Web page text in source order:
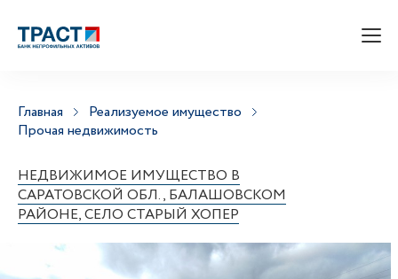
Главная
Реализуемое имущество
Прочая недвижимость
НЕДВИЖИМОЕ ИМУЩЕСТВО В
САРАТОВСКОЙ ОБЛ., БАЛАШОВСКОМ
РАЙОНЕ, СЕЛО СТАРЫЙ ХОПЕР